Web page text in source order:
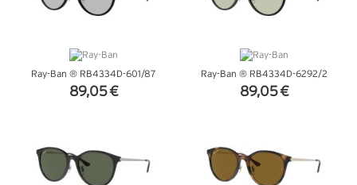
Ray-Ban ® RB4334D-601/87
89,05 €
Ray-Ban ® RB4334D-6292/2
89,05 €